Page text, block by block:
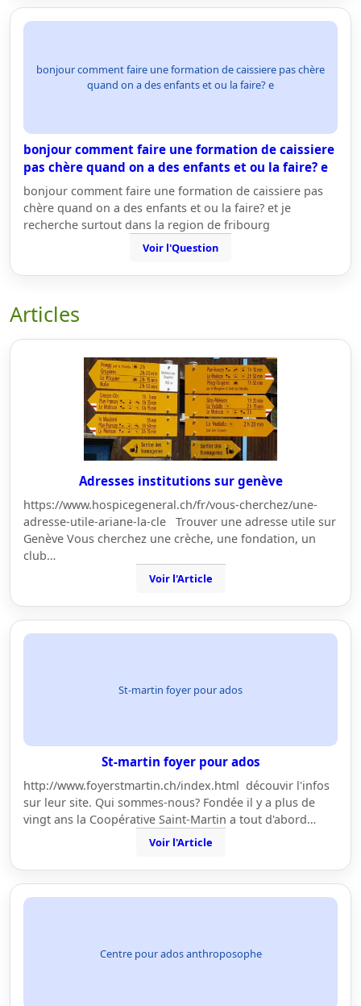
bonjour comment faire une formation de caissiere pas chère
quand on a des enfants et ou la faire? e
bonjour comment faire une formation de caissiere
pas chère quand on a des enfants et ou la faire? e
bonjour comment faire une formation de caissiere pas
chère quand on a des enfants et ou la faire? et je
recherche surtout dans la region de fribourg
Voir l'Question
Articles
Adresses institutions sur genève
https://www.hospicegeneral.ch/fr/vous-cherchez/une-
adresse-utile-ariane-la-cle Trouver une adresse utile sur
Genève Vous cherchez une crèche, une fondation, un
club…
Voir l'Article
St-martin foyer pour ados
St-martin foyer pour ados
http://www.foyerstmartin.ch/index.html découvir l'infos
sur leur site. Qui sommes-nous? Fondée il y a plus de
vingt ans la Coopérative Saint-Martin a tout d'abord…
Voir l'Article
Centre pour ados anthroposophe